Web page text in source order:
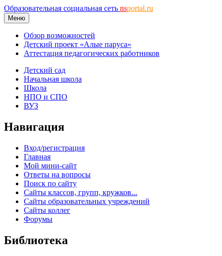
Образовательная социальная сеть nsportal.ru
Меню
Обзор возможностей
Детский проект «Алые паруса»
Аттестация педагогических работников
Детский сад
Начальная школа
Школа
НПО и СПО
ВУЗ
Навигация
Вход/регистрация
Главная
Мой мини-сайт
Ответы на вопросы
Поиск по сайту
Сайты классов, групп, кружков...
Сайты образовательных учреждений
Сайты коллег
Форумы
Библиотека